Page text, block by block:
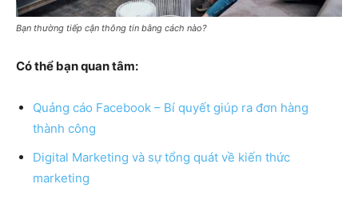
Bạn thường tiếp cận thông tin bằng cách nào?
Có thể bạn quan tâm:
Quảng cáo Facebook – Bí quyết giúp ra đơn hàng
thành công
Digital Marketing và sự tổng quát về kiến thức
marketing